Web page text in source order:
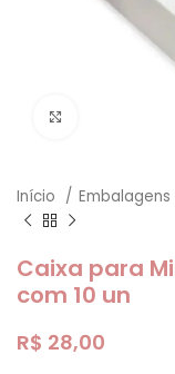
Início Embalagens
Caixa para
com 10 un
R$ 28,00